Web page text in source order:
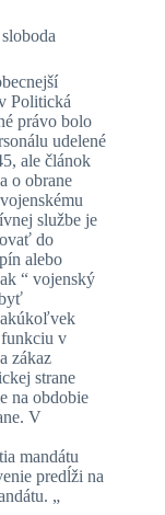
Politická
právo bolo
udelené
ale článok
o obrane
službe je
do
alebo
“ vojenský
v
zákaz
strane
na obdobie
V
mandátu
predĺži na
„